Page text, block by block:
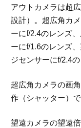
アウトカメラは超
設計）。超広角カ
ーにf/2.4のレンズ
ーにf/1.6のレンズ
ジセンサーにf/2.4
超広角カメラの画
作（シャッター）
望遠カメラの望遠